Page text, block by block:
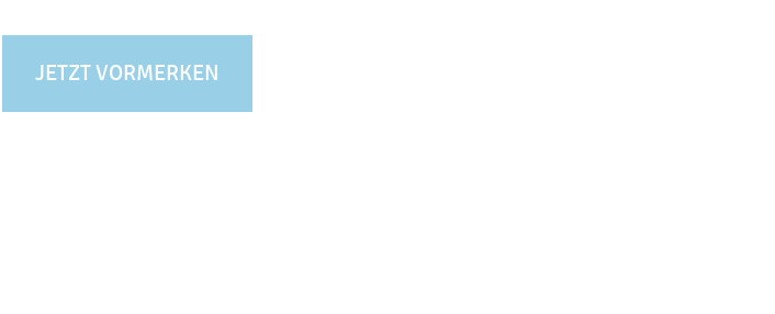
JETZT VORMERKEN